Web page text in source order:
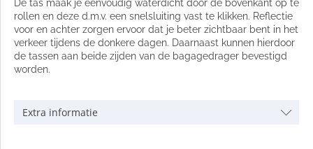
De tas maak je eenvoudig waterdicht door de bovenkant op te
rollen en deze d.m.v. een snelsluiting vast te klikken. Reflectie
voor en achter zorgen ervoor dat je beter zichtbaar bent in het
verkeer tijdens de donkere dagen. Daarnaast kunnen hierdoor
de tassen aan beide zijden van de bagagedrager bevestigd
worden.
Extra informatie